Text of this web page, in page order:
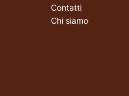
Contatti
Chi siamo